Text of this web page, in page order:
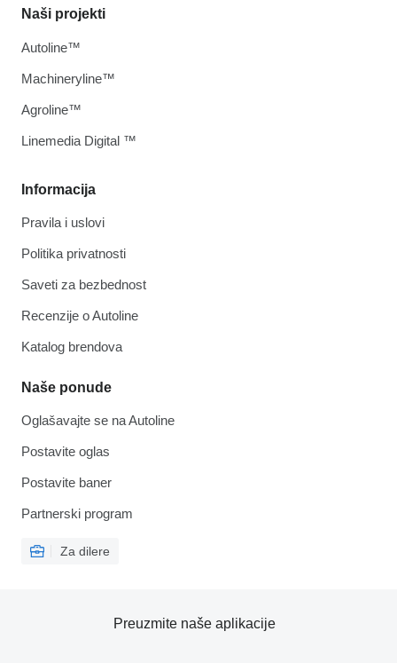
Informacija
Pravila i uslovi
Politika privatnosti
Saveti za bezbednost
Recenzije o Autoline
Katalog brendova
Naše ponude
Oglašavajte se na Autoline
Postavite oglas
Postavite baner
Partnerski program
Za dilere
Naši projekti
Autoline™
Machineryline™
Agroline™
Linemedia Digital ™
Preuzmite naše aplikacije